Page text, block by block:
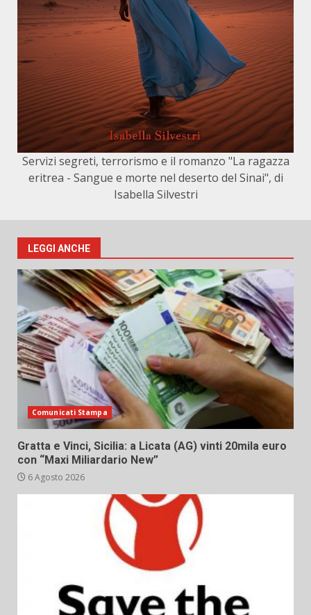
Servizi segreti, terrorismo e il romanzo "La ragazza
eritrea - Sangue e morte nel deserto del Sinai", di
Isabella Silvestri
LEGGI ANCHE
Comunicati Stampa
Gratta e Vinci, Sicilia: a Licata (AG) vinti 20mila euro
con “Maxi Miliardario New”
6 Agosto 2026